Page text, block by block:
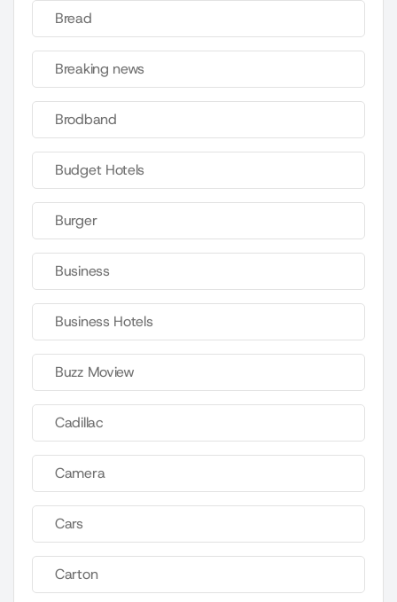
Bread
Breaking news
Brodband
Budget Hotels
Burger
Business
Business Hotels
Buzz Moview
Cadillac
Camera
Cars
Carton